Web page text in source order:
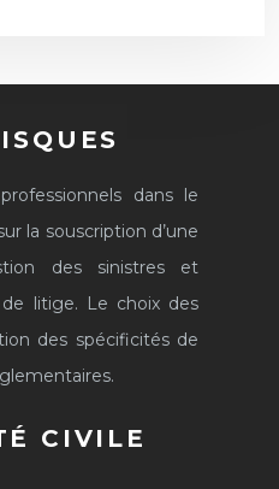
dans le
la souscription d’une
des sinistres et
de litige. Le choix des
des spécificités de
CIVILE